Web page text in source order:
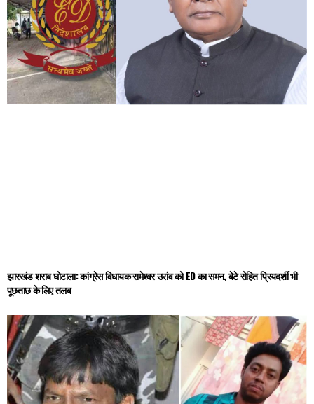
झारखंड शराब घोटाला: कांग्रेस विधायक रामेश्वर उरांव को ED का समन, बेटे रोहित प्रियदर्शी भी
पूछताछ के लिए तलब